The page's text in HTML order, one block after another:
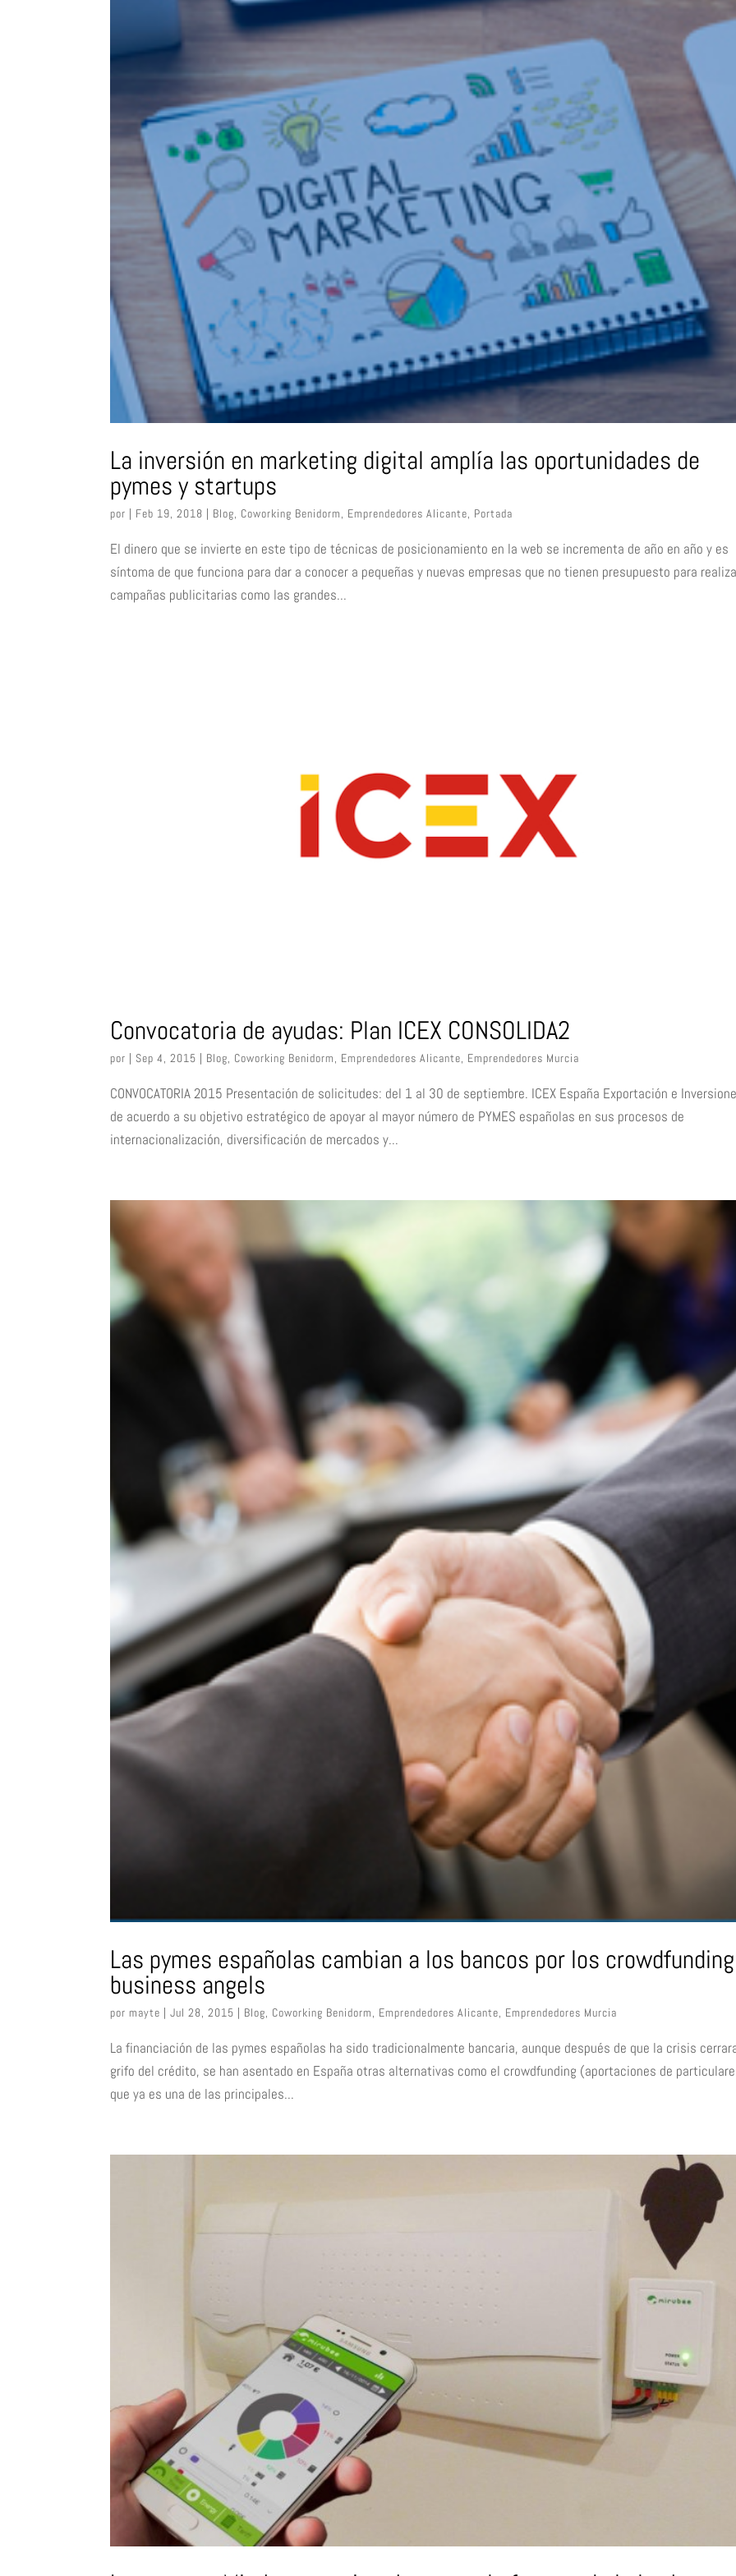
La inversión en marketing digital amplía las oportunidades de
pymes y startups
por | Feb 19, 2018 | Blog, Coworking Benidorm, Emprendedores Alicante, Portada
El dinero que se invierte en este tipo de técnicas de posicionamiento en la web se incrementa de año en año y es
síntoma de que funciona para dar a conocer a pequeñas y nuevas empresas que no tienen presupuesto para
campañas publicitarias como las grandes...
Convocatoria de ayudas: Plan ICEX CONSOLIDA2
por | Sep 4, 2015 | Blog, Coworking Benidorm, Emprendedores Alicante, Emprendedores Murcia
CONVOCATORIA 2015 Presentación de solicitudes: del 1 al 30 de septiembre. ICEX España Exportación e
de acuerdo a su objetivo estratégico de apoyar al mayor número de PYMES españolas en sus procesos de
internacionalización, diversificación de mercados y...
Las pymes españolas cambian a los bancos por los
business angels
pormayte |Jul 28, 2015 Blog, Coworking Benidorm, Emprendedores Alicante, Emprendedores Murcia
La financiación de las pymes españolas ha sido tradicionalmente bancaria, aunque después de que la crisis
grifo del crédito, se han asentado en España otras alternativas como el crowdfunding (aportaciones de
que ya es una de las principales...